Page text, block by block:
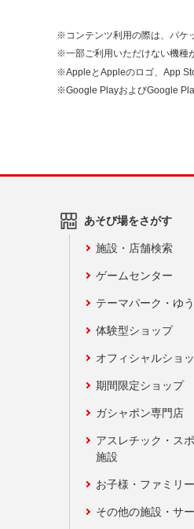
※コンテンツ利用の際は、パケ
※一部ご利用いただけない機種
※AppleとAppleのロゴ、App
※Google PlayおよびGoogle
あそび場をさがす
施設・店舗検索
ゲームセンター
テーマパーク・ゆ
体験型ショップ
オフィシャルショ
期間限定ショップ
ガシャポン専門店
アスレチック・ス
施設
お子様・ファミリ
その他の施設・サ